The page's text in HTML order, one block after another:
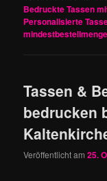
Bedruckte Tassen
Personalisierte
mindestbestellmenge
Tassen &
bedrucken
Veröffentlicht am25.